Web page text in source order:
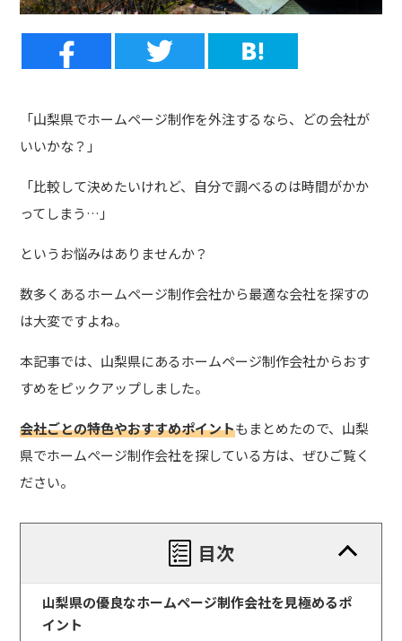
「山梨県でホームページ制作を外注するなら、どの会社が
いいかな？」
「比較して決めたいけれど、自分で調べるのは時間がかか
ってしまう…」
というお悩みはありませんか？
数多くあるホームページ制作会社から最適な会社を探すの
は大変ですよね。
本記事では、山梨県にあるホームページ制作会社からおす
すめをピックアップしました。
会社ごとの特色やおすすめポイントもまとめたので、山梨
県でホームページ制作会社を探している方は、ぜひご覧く
ださい。
目次
山梨県の優良なホームページ制作会社を見極めるポ
イント